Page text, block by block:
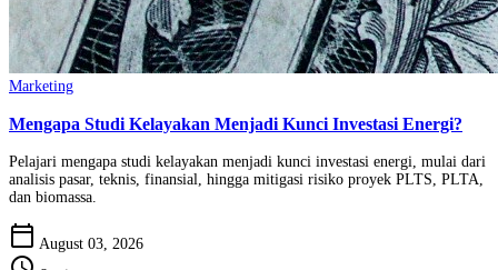
Marketing
Mengapa Studi Kelayakan Menjadi Kunci Investasi Energi?
Pelajari mengapa studi kelayakan menjadi kunci investasi energi, mulai dari
analisis pasar, teknis, finansial, hingga mitigasi risiko proyek PLTS, PLTA,
dan biomassa.
calendar_today August 03, 2026